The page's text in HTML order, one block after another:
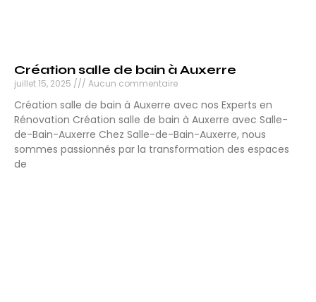
Création salle de bain à Auxerre
juillet 15, 2025 Aucun commentaire
Création salle de bain à Auxerre avec nos Experts en
Rénovation Création salle de bain à Auxerre avec Salle-
de-Bain-Auxerre Chez Salle-de-Bain-Auxerre, nous
sommes passionnés par la transformation des espaces
de